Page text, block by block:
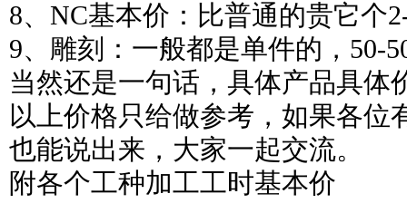
8、NC基本价：比普通的贵它个
9、雕刻：一般都是单件的，50-
当然还是一句话，具体产品具体
以上价格只给做参考，如果各位
也能说出来，大家一起交流。
附各个工种加工工时基本价